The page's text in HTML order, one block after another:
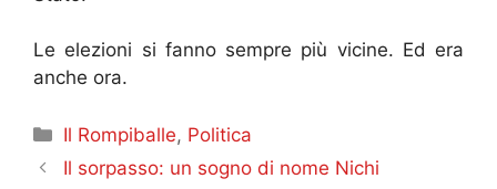
Le elezioni si fanno sempre più vicine. Ed era
anche ora.
Categorie
Il Rompiballe, Politica
Il sorpasso: un sogno di nome Nichi